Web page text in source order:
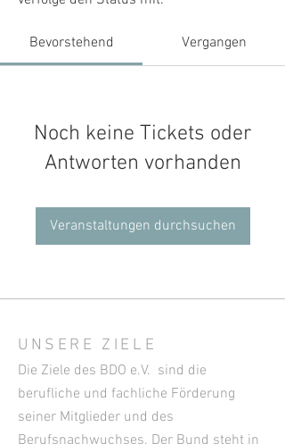
Bevorstehend Vergangen
Noch keine Tickets oder
Antworten vorhanden
Veranstaltungen durchsuchen
UNSERE ZIELE
Die Ziele des BDO e.V. sind die
berufliche und fachliche Förderung
seiner Mitglieder und des
Berufsnachwuchses. Der Bund steht in